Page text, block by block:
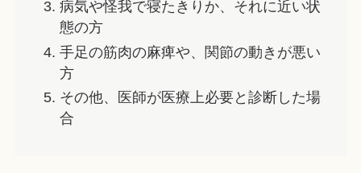
病気や怪我で寝たきりか、それに近い状
態の方
手足の筋肉の麻痺や、関節の動きが悪い
方
その他、医師が医療上必要と診断した場
合